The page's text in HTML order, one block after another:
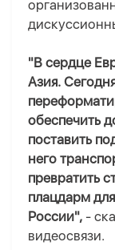
"В сердце
Азия.
обеспечить
поставить
него
превратить
плацдарм
России", -
видеосвязи.